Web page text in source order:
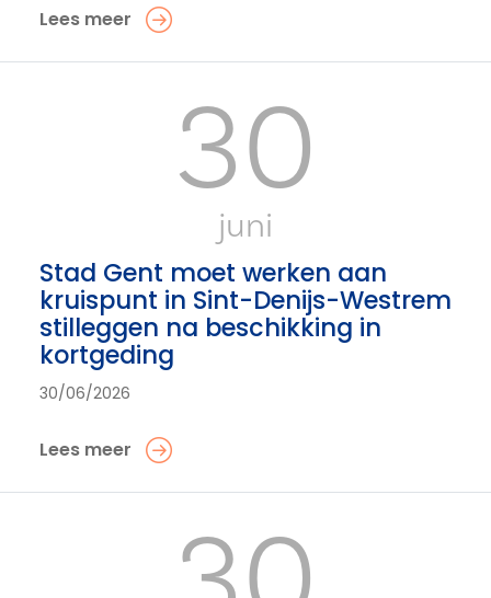
Lees meer
30
juni
Stad Gent moet werken aan
kruispunt in Sint-Denijs-Westrem
stilleggen na beschikking in
kortgeding
30/06/2026
Lees meer